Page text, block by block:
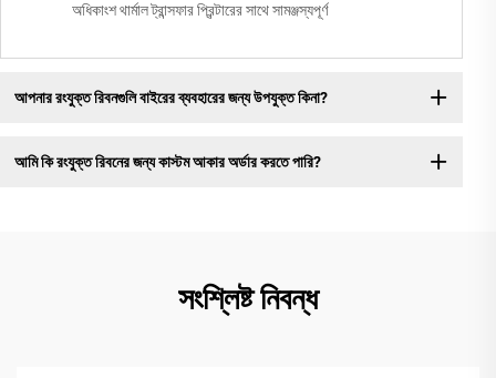
অধিকাংশ থার্মাল ট্রান্সফার প্রিন্টারের সাথে সামঞ্জস্যপূর্ণ
আপনার রংযুক্ত রিবনগুলি বাইরের ব্যবহারের জন্য উপযুক্ত কিনা?
আমি কি রংযুক্ত রিবনের জন্য কাস্টম আকার অর্ডার করতে পারি?
সংশ্লিষ্ট নিবন্ধ